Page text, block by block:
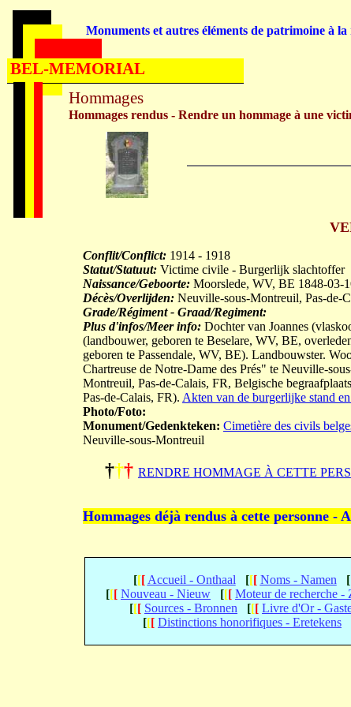
Conflit/Conflict: 1914 - 1918
Statut/Statuut: Victime civile - Burgerlijk slachtoffer
Naissance/Geboorte: Moorslede, WV, BE 1848-03-
Décès/Overlijden: Neuville-sous-Montreuil, Pas-de-
Grade/Régiment - Graad/Regiment:
Plus d'infos/Meer info: Dochter van Joannes
(landbouwer, geboren te Beselare, WV, BE,
geboren te Passendale, WV, BE). Landbouwster.
Chartreuse de Notre-Dame des Prés" te Neuville-
Montreuil, Pas-de-Calais, FR, Belgische
Pas-de-Calais, FR). Akten van de burgerlijke stand
Photo/Foto:
Monument/Gedenkteken: Cimetière des civils
Neuville-sous-Montreuil
††† RENDRE HOMMAGE À CETTE
Hommages déjà rendus à cette personne -
[[[ Accueil - Onthaal [[[ Noms - Namen [
[[[ Nouveau - Nieuw [[[ Moteur de recherche -
[[[ Sources - Bronnen [[[ Livre d'Or -
[[[ Distinctions honorifiques - Eretekens
Hommages
Hommages rendus - Rendre un hommage à une
Monuments et autres éléments de patrimoine à la
BEL-MEMORIAL